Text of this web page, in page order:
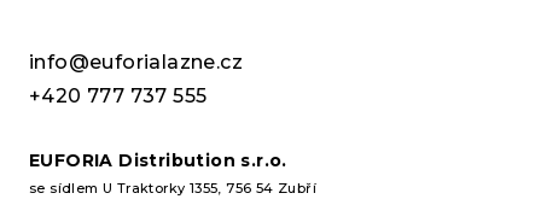
info@euforialazne.cz
+420 777 737 555
EUFORIA Distribution s.r.o.
se sídlem U Traktorky 1355, 756 54 Zubří